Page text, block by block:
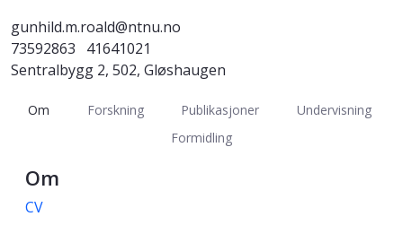
gunhild.m.roald@ntnu.no
73592863
41641021
Sentralbygg 2, 502, Gløshaugen
Om Forskning Publikasjoner
Undervisning
Formidling
Om
CV